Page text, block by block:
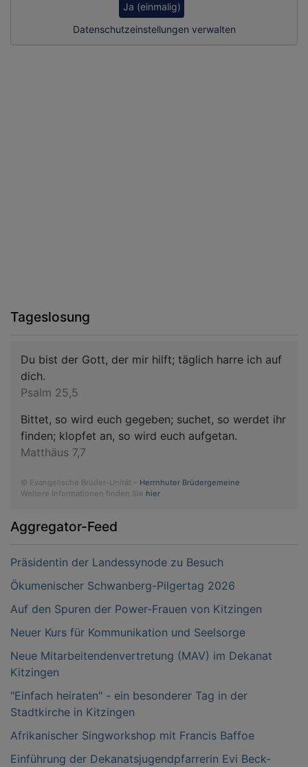
Ja (einmalig)
Datenschutzeinstellungen verwalten
Tageslosung
Du bist der Gott, der mir hilft; täglich harre ich auf
dich.
Psalm 25,5
Bittet, so wird euch gegeben; suchet, so werdet ihr
finden; klopfet an, so wird euch aufgetan.
Matthäus 7,7
© Evangelische Brüder-Unität – Herrnhuter Brüdergemeine
Weitere Informationen finden Sie hier .
Aggregator-Feed
Präsidentin der Landessynode zu Besuch
Ökumenischer Schwanberg-Pilgertag 2026
Auf den Spuren der Power-Frauen von Kitzingen
Neuer Kurs für Kommunikation und Seelsorge
Neue Mitarbeitendenvertretung (MAV) im Dekanat
Kitzingen
"Einfach heiraten" - ein besonderer Tag in der
Stadtkirche in Kitzingen
Afrikanischer Singworkshop mit Francis Baffoe
Einführung der Dekanatsjugendpfarrerin Evi Beck-